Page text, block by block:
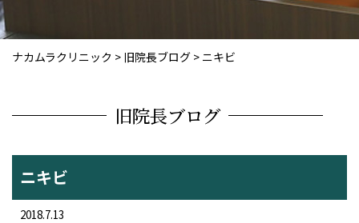
ナカムラクリニック > 旧院長ブログ > ニキビ
旧院長ブログ
ニキビ
2018.7.13